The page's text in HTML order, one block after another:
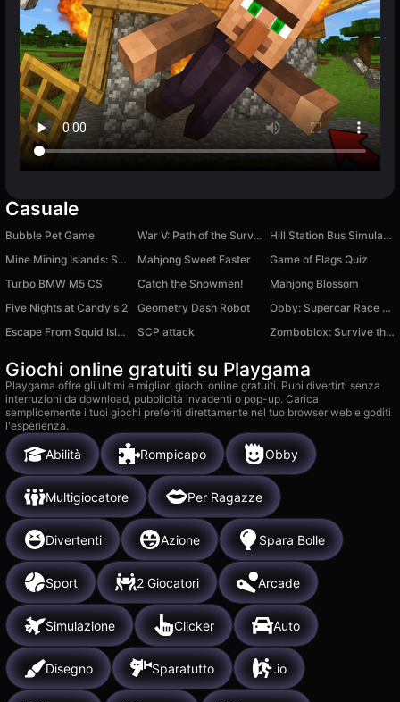
Casuale
Bubble Pet Game War V: Path of the Survivor!
Hill Station Bus Simulator
Mine Mining Islands: Skyblock Village!
Mahjong Sweet Easter
Game of Flags Quiz
Turbo BMW M5 CS
Catch the Snowmen!
Mahjong Blossom
Five Nights at Candy's 2
Geometry Dash Robot
Obby: Supercar Race on Keyboard
Escape From Squid Island
SCP attack Zomboblox: Survive the City with Friends
Giochi online gratuiti su Playgama
Playgama offre gli ultimi e migliori giochi online gratuiti. Puoi divertirti senza
interruzioni da download, pubblicità invadenti o pop-up. Carica
semplicemente i tuoi giochi preferiti direttamente nel tuo browser web e goditi
l'esperienza.
Abilità Rompicapo Obby
Multigiocatore Per Ragazze
Divertenti Azione Spara Bolle
Sport 2 Giocatori Arcade
Simulazione Clicker Auto
Disegno Sparatutto .io